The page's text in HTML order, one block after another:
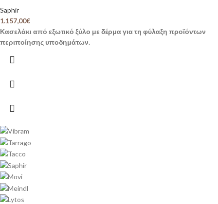
Saphir
1.157,00€
Κασελάκι από εξωτικό ξύλο με δέρμα για τη φύλαξη προϊόντων
περιποίησης υποδημάτων.